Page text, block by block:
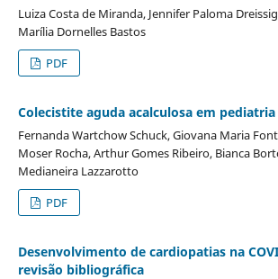
Luiza Costa de Miranda, Jennifer Paloma
Marília Dornelles Bastos
PDF
Colecistite aguda acalculosa em pediatria
Fernanda Wartchow Schuck, Giovana Maria
Moser Rocha, Arthur Gomes Ribeiro, Bianca
Medianeira Lazzarotto
PDF
Desenvolvimento de cardiopatias na
revisão bibliográfica